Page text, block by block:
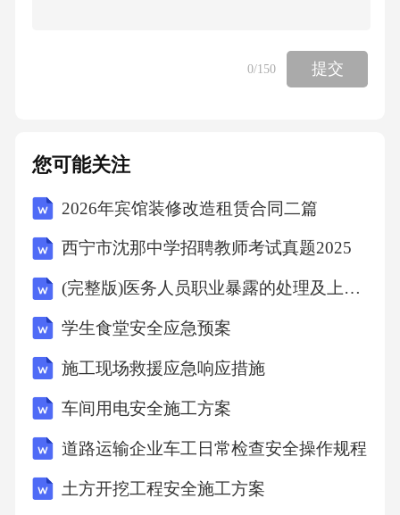
教育不放过答案：ABCD11.二氧化碳气体保护
焊的优点包括（）。A.焊接效率高B.焊缝抗裂
A.禁止接触油脂B.瓶内剩余压力不低于0.1MPa
C.避免剧烈碰撞D.与乙炔瓶同车运输答案：AB
C13.等离子弧切割的特点包括（）。A.可切割
需气体保护答案：ABC14.焊接过程中发生火灾
的应急措施包括（）。A.立即切断电源或关闭
气体阀门B.使用干粉灭火器灭火C.用水直接扑灭
电气火灾D.疏散现场人员答案：ABD15.下列属
有（）。A.设备检查与维护B.个人防护用品穿
戴C.作业环境风险评估D.事故报告流程答案：A
0/150 提交
您可能关注
2026年宾馆装修改造租赁合同二篇
西宁市沈那中学招聘教师考试真题2025
(完整版)医务人员职业暴露的处理及上报培训试题(附答案)
学生食堂安全应急预案
施工现场救援应急响应措施
车间用电安全施工方案
道路运输企业车工日常检查安全操作规程
土方开挖工程安全施工方案